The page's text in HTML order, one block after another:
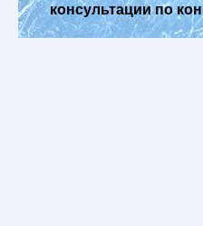
консультации по